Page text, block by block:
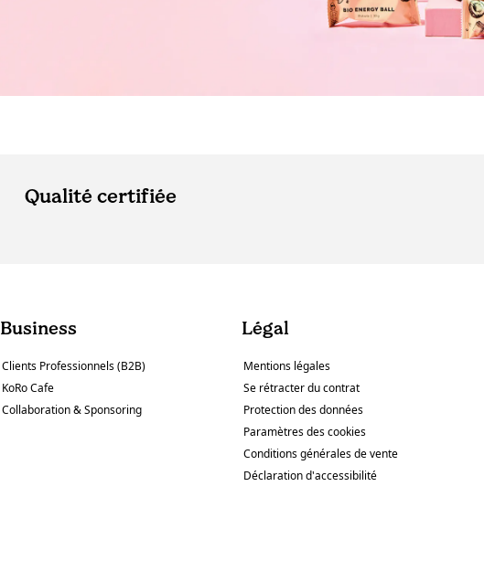
Qualité certifiée
Business
Clients Professionnels (B2B)
KoRo Cafe
Collaboration & Sponsoring
Légal
Mentions légales
Se rétracter du contrat
Protection des données
Paramètres des cookies
Conditions générales de vente
Déclaration d'accessibilité